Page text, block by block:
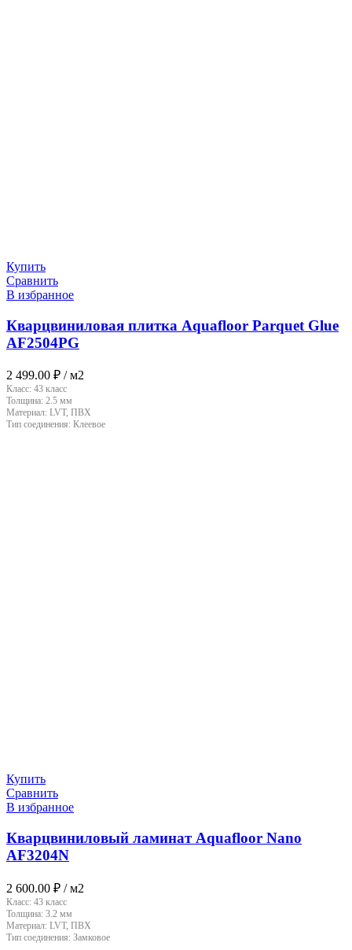
Купить
Сравнить
В избранное
Кварцвиниловая плитка Aquafloor Parquet Glue
AF2504PG
2 499.00 ₽ / м2
Класс: 43 класс
Толщина: 2.5 мм
Материал: LVT, ПВХ
Тип соединения: Клеевое
Купить
Сравнить
В избранное
Кварцвиниловый ламинат Aquafloor Nano
AF3204N
2 600.00 ₽ / м2
Класс: 43 класс
Толщина: 3.2 мм
Материал: LVT, ПВХ
Тип соединения: Замковое